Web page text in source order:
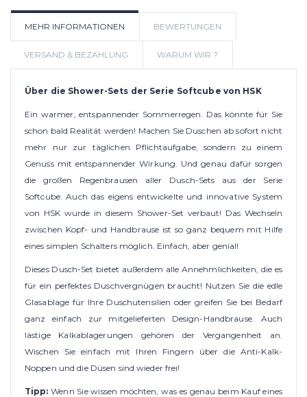
MEHR INFORMATIONEN BEWERTUNGEN
VERSAND & BEZAHLUNG WARUM WIR ?
Über die Shower-Sets der Serie Softcube von HSK
Ein warmer, entspannender Sommerregen. Das könnte für Sie
schon bald Realität werden! Machen Sie Duschen ab sofort nicht
mehr nur zur täglichen Pflichtaufgabe, sondern zu einem
Genuss mit entspannender Wirkung. Und genau dafür sorgen
die großen Regenbrausen aller Dusch-Sets aus der Serie
Softcube. Auch das eigens entwickelte und innovative System
von HSK wurde in diesem Shower-Set verbaut! Das Wechseln
zwischen Kopf- und Handbrause ist so ganz bequem mit Hilfe
eines simplen Schalters möglich. Einfach, aber genial!
Dieses Dusch-Set bietet außerdem alle Annehmlichkeiten, die es
für ein perfektes Duschvergnügen braucht! Nutzen Sie die edle
Glasablage für Ihre Duschutensilien oder greifen Sie bei Bedarf
ganz einfach zur mitgelieferten Design-Handbrause. Auch
lästige Kalkablagerungen gehören der Vergangenheit an.
Wischen Sie einfach mit Ihren Fingern über die Anti-Kalk-
Noppen und die Düsen sind wieder frei!
Tipp: Wenn Sie wissen möchten, was es genau beim Kauf eines